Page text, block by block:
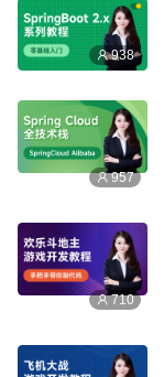
938
957
710